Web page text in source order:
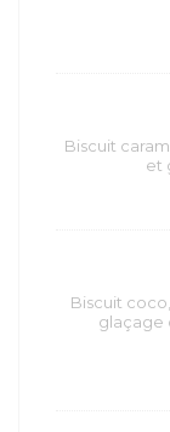
Biscuit
et
Biscuit
glaçage